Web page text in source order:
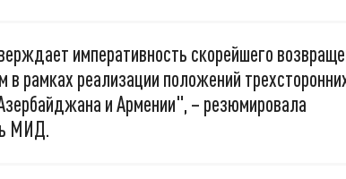
императивность скорейшего
в рамках реализации положений
и Армении", – резюмировала
МИД.